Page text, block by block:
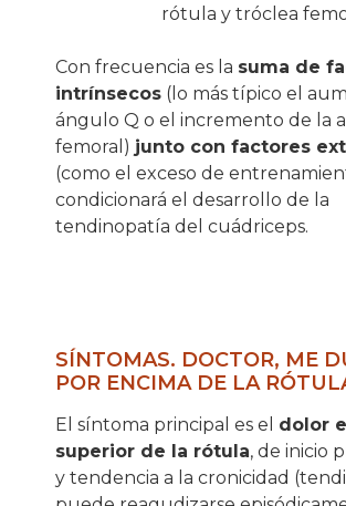
rótula y tróclea
Con frecuencia es la suma de
intrínsecos (lo más típico el
ángulo Q o el incremento de la
femoral) junto con factores
(como el exceso de
condicionará el desarrollo de la
tendinopatía del cuádriceps.
SÍNTOMAS. DOCTOR, ME
POR ENCIMA DE LA
El síntoma principal es el dolor
superior de la rótula, de inicio
y tendencia a la cronicidad